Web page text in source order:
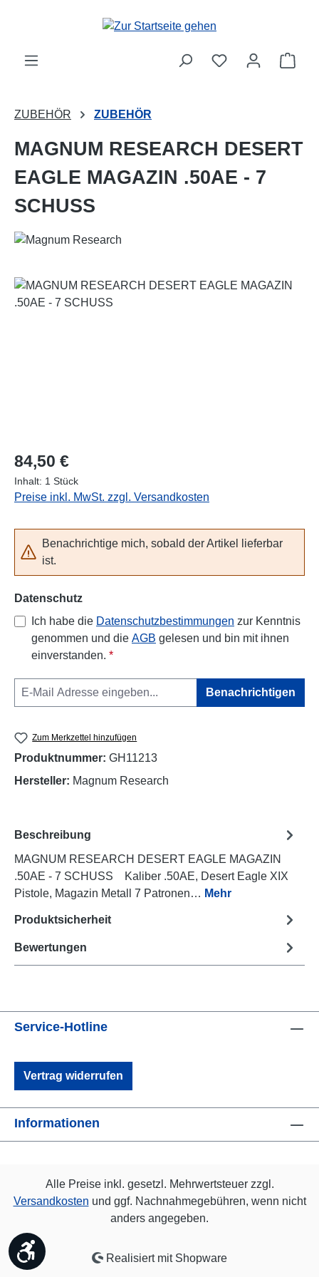
Zum Hauptinhalt springen
ZUBEHÖR ZUBEHÖR
MAGNUM RESEARCH DESERT
EAGLE MAGAZIN .50AE - 7
SCHUSS
Bildergalerie überspringen
Regulärer Preis:
84,50 €
Inhalt: 1 Stück
Preise inkl. MwSt. zzgl. Versandkosten
Benachrichtige mich, sobald der Artikel lieferbar
ist.
Datenschutz
Ich habe die Datenschutzbestimmungen zur Kenntnis
genommen und die AGB gelesen und bin mit ihnen
einverstanden. *
Benachrichtigen
Zum Merkzettel hinzufügen
Produktnummer: GH11213
Hersteller: Magnum Research
Beschreibung
MAGNUM RESEARCH DESERT EAGLE MAGAZIN
.50AE - 7 SCHUSS Kaliber .50AE, Desert Eagle XIX
Pistole, Magazin Metall 7 Patronen… Mehr
Produktsicherheit
Bewertungen
Service-Hotline
Vertrag widerrufen
Informationen
Alle Preise inkl. gesetzl. Mehrwertsteuer zzgl.
Versandkosten und ggf. Nachnahmegebühren, wenn nicht
anders angegeben.
Realisiert mit Shopware
Werkzeugleiste anzeigen